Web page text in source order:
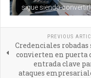
sigue siendo
PREVIOUS
Credenciales robadas
convierten en puerta
entrada clave
ataques